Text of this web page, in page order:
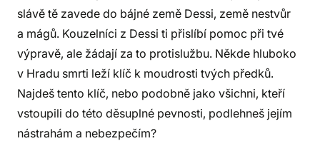
slávě tě zavede do bájné země Dessi, země nestvůr
a mágů. Kouzelníci z Dessi ti přislíbí pomoc při tvé
výpravě, ale žádají za to protislužbu. Někde hluboko
v Hradu smrti leží klíč k moudrosti tvých předků.
Najdeš tento klíč, nebo podobně jako všichni, kteří
vstoupili do této děsuplné pevnosti, podlehneš jejím
nástrahám a nebezpečím?